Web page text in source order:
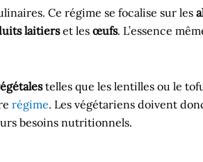
Ce régime se focalise sur les
laitierset les œufs. L’essence
telles que les lentilles ou le
régime. Les végétariens doivent
besoins nutritionnels.